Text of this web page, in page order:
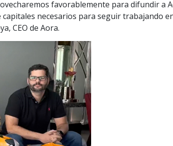
favorablemente para difundir a
necesarios para seguir trabajando
CEO de Aora.